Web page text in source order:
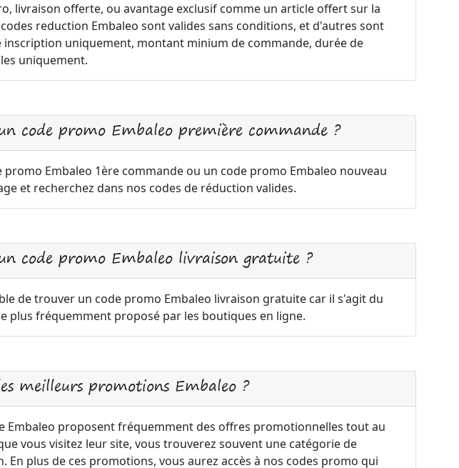
livraison offerte, ou avantage exclusif comme un article offert sur la
reduction Embaleo sont valides sans conditions, et d'autres sont
inscription uniquement, montant minium de commande, durée de
uniquement.
code promo Embaleo première commande ?
Embaleo 1ère commande ou un code promo Embaleo nouveau
et recherchez dans nos codes de réduction valides.
code promo Embaleo livraison gratuite ?
de trouver un code promo Embaleo livraison gratuite car il s'agit du
plus fréquemment proposé par les boutiques en ligne.
meilleurs promotions Embaleo ?
Embaleo proposent fréquemment des offres promotionnelles tout au
vous visitez leur site, vous trouverez souvent une catégorie de
En plus de ces promotions, vous aurez accès à nos codes promo qui